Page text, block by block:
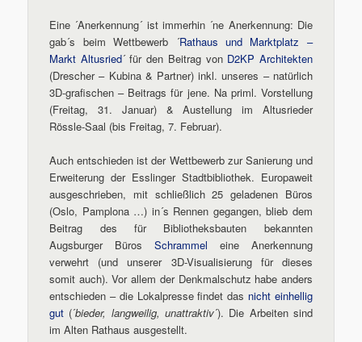
Eine ´Anerkennung´ ist immerhin ´ne Anerkennung: Die
gab´s beim Wettbewerb ´Rathaus und Marktplatz –
Markt Altusried´ für den Beitrag von D2KP Architekten
(Drescher – Kubina & Partner) inkl. unseres – natürlich
3D-grafischen – Beitrags für jene. Na priml. Vorstellung
(Freitag, 31. Januar) & Austellung im Altusrieder
Rössle-Saal (bis Freitag, 7. Februar).
Auch entschieden ist der Wettbewerb zur Sanierung und
Erweiterung der Esslinger Stadtbibliothek. Europaweit
ausgeschrieben, mit schließlich 25 geladenen Büros
(Oslo, Pamplona …) in´s Rennen gegangen, blieb dem
Beitrag des für Bibliotheksbauten bekannten
Augsburger Büros Schrammel eine Anerkennung
verwehrt (und unserer 3D-Visualisierung für dieses
somit auch). Vor allem der Denkmalschutz habe anders
entschieden – die Lokalpresse findet das nicht einhellig
gut (´bieder, langweilig, unattraktiv´). Die Arbeiten sind
im Alten Rathaus ausgestellt.